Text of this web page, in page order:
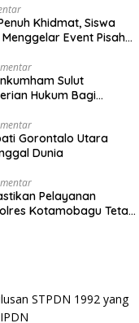
Khidmat, Siswa
Event Pisah
Sulut
Hukum Bagi
Gorontalo Utara
Dunia
Pelayanan
Kotamobagu Tetap